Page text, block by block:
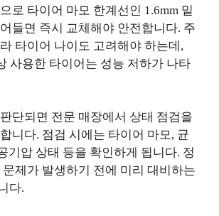
로 타이어 마모 한계선인 1.6mm 밑
들면 즉시 교체해야 안전합니다. 주
타이어 나이도 고려해야 하는데,
사용한 타이어는 성능 저하가 나타
단되면 전문 매장에서 상태 점검을
니다. 점검 시에는 타이어 마모, 균
기압 상태 등을 확인하게 됩니다. 정
제가 발생하기 전에 미리 대비하는
다.